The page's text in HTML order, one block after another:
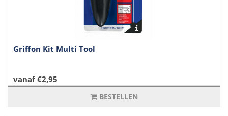
Griffon Kit Multi Tool
vanaf €2,95
BESTELLEN